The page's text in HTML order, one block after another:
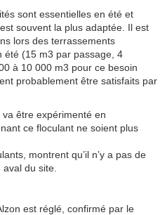
sont essentielles en été et
souvent la plus adaptée. Il est
lors des terrassements
été (15 m3 par passage, 4
à 10 000 m3 pour ce besoin
probablement être satisfaits par
être expérimenté en
ce floculant ne soient plus
montrent qu’il n’y a pas de
du site.
est réglé, confirmé par le